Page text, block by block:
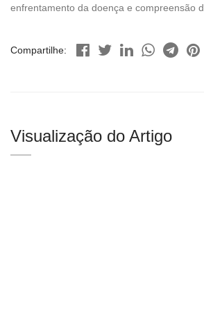
enfrentamento da doença e compreensão
Compartilhe:
Visualização do Artigo